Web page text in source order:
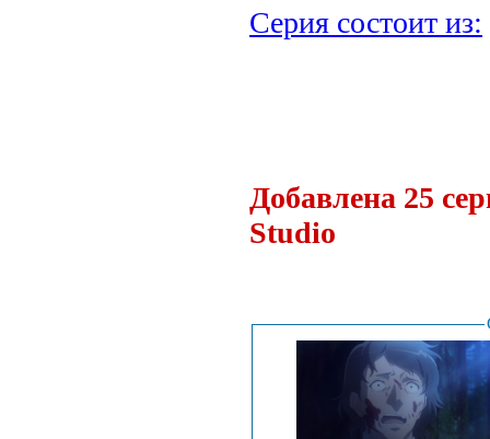
Серия состоит из:
Добавлена 25
Studio